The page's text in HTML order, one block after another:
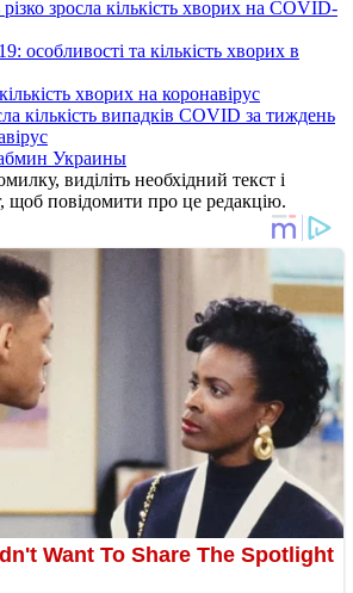
зросла кількість хворих на COVID-
особливості та кількість хворих в
хворих на коронавірус
кількість випадків COVID за тиждень
Украины
виділіть необхідний текст і
щоб повідомити про це редакцію.